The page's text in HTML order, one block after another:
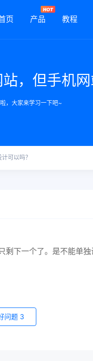
页 产品 教程
，但手机网
，大家来学习一下吧~
可以吗？
下一个了。是不能单独
问题 3